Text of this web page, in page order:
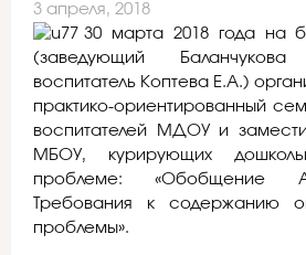
3 апреля, 2018
30 марта 2018 года
(заведующий
воспитатель Коптева Е.А.)
практико-ориентированный
воспитателей МДОУ и
МБОУ, курирующих
проблеме: «Обобщение
Требования к содержанию
проблемы».